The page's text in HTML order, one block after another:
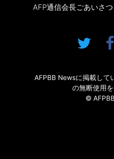
AFP通信会長ごあいさつ
AFPBB Newsに掲載して
の無断使用を
©